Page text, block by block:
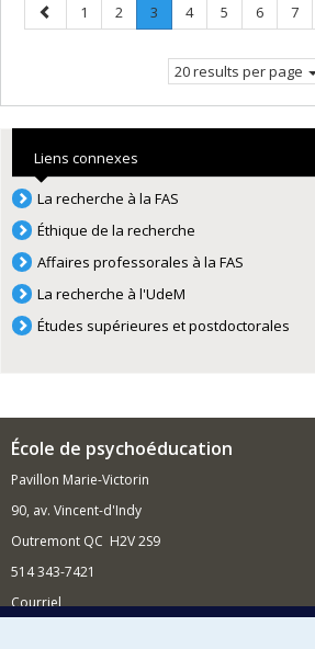
Previous
page
Page
1 Page
2 Page
3
Current
Page
4 Page
5 Page
6 Page
7
20 results per page
Liens connexes
La recherche à la FAS
Éthique de la recherche
Affaires professorales à la FAS
La recherche à l'UdeM
Études supérieures et postdoctorales
École de psychoéducation
Pavillon Marie-Victorin
90, av. Vincent-d'Indy
Outremont QC H2V 2S9
514 343-7421
Courriel